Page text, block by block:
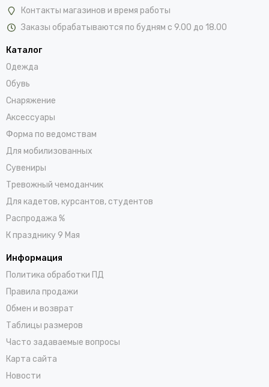
Контакты магазинов и время работы
Заказы обрабатываются по будням с 9.00 до 18.00
Каталог
Одежда
Обувь
Снаряжение
Аксессуары
Форма по ведомствам
Для мобилизованных
Сувениры
Тревожный чемоданчик
Для кадетов, курсантов, студентов
Распродажа %
К празднику 9 Мая
Информация
Политика обработки ПД
Правила продажи
Обмен и возврат
Таблицы размеров
Часто задаваемые вопросы
Карта сайта
Новости